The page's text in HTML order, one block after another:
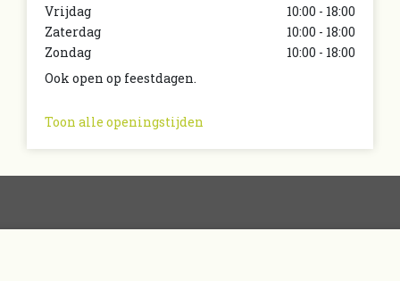
Vrijdag
10:00 - 18:00
Zaterdag
10:00 - 18:00
Zondag
10:00 - 18:00
Ook open op feestdagen.
Toon alle openingstijden